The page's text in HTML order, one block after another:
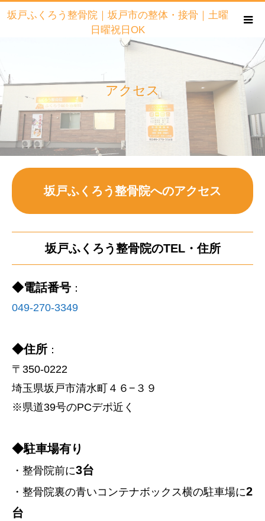
坂戸ふくろう整骨院｜坂戸市の整体・接骨｜土曜
日曜祝日OK
アクセス
坂戸ふくろう整骨院へのアクセス
坂戸ふくろう整骨院のTEL・住所
◆電話番号 ：
049-270-3349
◆住所 ：
〒350-0222
埼玉県坂戸市清水町４６−３９
※県道39号のPCデポ近く
◆駐車場有り
・整骨院前に3台
・整骨院裏の青いコンテナボックス横の駐車場に2
台